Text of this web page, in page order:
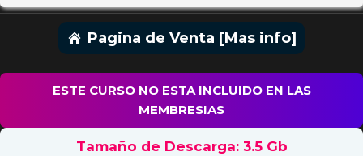
Pagina de Venta [Mas info]
ESTE CURSO NO ESTA INCLUIDO EN LAS
MEMBRESIAS
Tamaño de Descarga: 3.5 Gb